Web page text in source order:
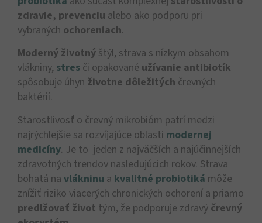
zdravie, prevenciu alebo ako podporu pri
vybraných ochoreniach.
Moderný životný štýl, strava s nízkym obsahom
vlákniny, stres či opakované užívanie antibiotík
spôsobuje úhyn životne dôležitých črevných
baktérií.
Starostlivosť o črevný mikrobióm patrí medzi
najrýchlejšie sa rozvíjajúce oblasti modernej
medicíny. Je to jeden z najväčších a najúčinnejších
zdravotných trendov nasledujúcich rokov. Strava
bohatá na vlákninu a kvalitné probiotiká môže
znížiť riziko viacerých chronických ochorení a priamo
predlžovať život tým, že podporuje zdravý črevný